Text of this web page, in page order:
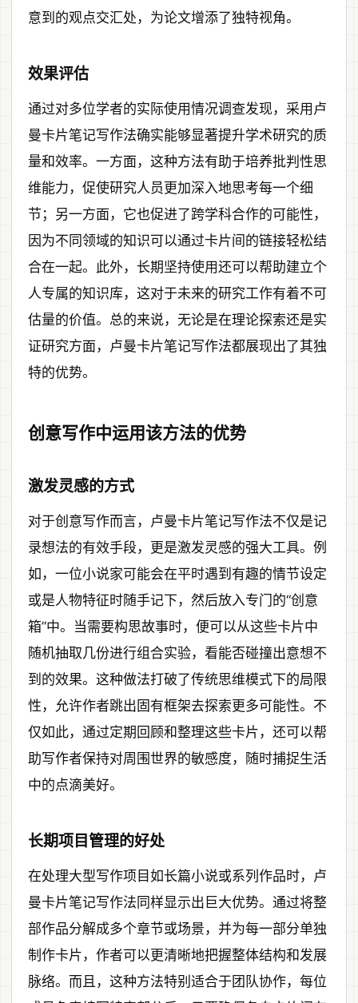
意到的观点交汇处，为论文增添了独特视角。
效果评估
通过对多位学者的实际使用情况调查发现，采用卢
曼卡片笔记写作法确实能够显著提升学术研究的质
量和效率。一方面，这种方法有助于培养批判性思
维能力，促使研究人员更加深入地思考每一个细
节；另一方面，它也促进了跨学科合作的可能性，
因为不同领域的知识可以通过卡片间的链接轻松结
合在一起。此外，长期坚持使用还可以帮助建立个
人专属的知识库，这对于未来的研究工作有着不可
估量的价值。总的来说，无论是在理论探索还是实
证研究方面，卢曼卡片笔记写作法都展现出了其独
特的优势。
创意写作中运用该方法的优势
激发灵感的方式
对于创意写作而言，卢曼卡片笔记写作法不仅是记
录想法的有效手段，更是激发灵感的强大工具。例
如，一位小说家可能会在平时遇到有趣的情节设定
或是人物特征时随手记下，然后放入专门的“创意
箱”中。当需要构思故事时，便可以从这些卡片中
随机抽取几份进行组合实验，看能否碰撞出意想不
到的效果。这种做法打破了传统思维模式下的局限
性，允许作者跳出固有框架去探索更多可能性。不
仅如此，通过定期回顾和整理这些卡片，还可以帮
助写作者保持对周围世界的敏感度，随时捕捉生活
中的点滴美好。
长期项目管理的好处
在处理大型写作项目如长篇小说或系列作品时，卢
曼卡片笔记写作法同样显示出巨大优势。通过将整
部作品分解成多个章节或场景，并为每一部分单独
制作卡片，作者可以更清晰地把握整体结构和发展
脉络。而且，这种方法特别适合于团队协作，每位